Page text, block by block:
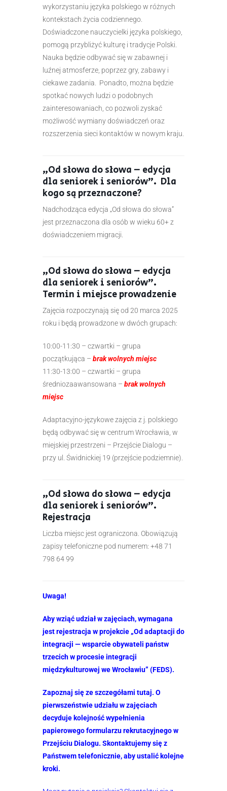
wykorzystaniu języka polskiego w różnych
kontekstach życia codziennego.
Doświadczone nauczycielki języka polskiego,
pomogą przybliżyć kulturę i tradycje Polski.
Nauka będzie odbywać się w zabawnej i
luźnej atmosferze, poprzez gry, zabawy i
ciekawe zadania. Ponadto, można będzie
spotkać nowych ludzi o podobnych
zainteresowaniach, co pozwoli zyskać
możliwość wymiany doświadczeń oraz
rozszerzenia sieci kontaktów w nowym kraju.
„Od słowa do słowa – edycja
dla seniorek i seniorów”. Dla
kogo są przeznaczone?
Nadchodząca edycja „Od słowa do słowa”
jest przeznaczona dla osób w wieku 60+ z
doświadczeniem migracji.
„Od słowa do słowa – edycja
dla seniorek i seniorów”.
Termin i miejsce prowadzenie
Zajęcia rozpoczynają się od 20 marca 2025
roku i będą prowadzone w dwóch grupach:
10:00-11:30 – czwartki – grupa
początkująca – brak wolnych miejsc
11:30-13:00 – czwartki – grupa
średniozaawansowana – brak wolnych
miejsc
Adaptacyjno-językowe zajęcia z j. polskiego
będą odbywać się w centrum Wrocławia, w
miejskiej przestrzeni – Przejście Dialogu –
przy ul. Świdnickiej 19 (przejście podziemnie).
„Od słowa do słowa – edycja
dla seniorek i seniorów”.
Rejestracja
Liczba miejsc jest ograniczona. Obowiązują
zapisy telefoniczne pod numerem: +48 71
798 64 99
Uwaga!
Aby wziąć udział w zajęciach, wymagana
jest rejestracja w projekcie „Od adaptacji do
integracji — wsparcie obywateli państw
trzecich w procesie integracji
międzykulturowej we Wrocławiu” (FEDS).
Zapoznaj się ze szczegółami tutaj. O
pierwszeństwie udziału w zajęciach
decyduje kolejność wypełnienia
papierowego formularzu rekrutacyjnego w
Przejściu Dialogu. Skontaktujemy się z
Państwem telefonicznie, aby ustalić kolejne
kroki.